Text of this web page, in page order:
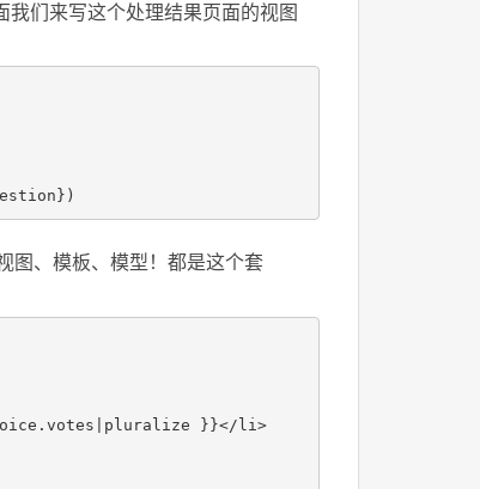
我们来写这个处理结果页面的视图
})
图、模板、模型！都是这个套
}}</ li>